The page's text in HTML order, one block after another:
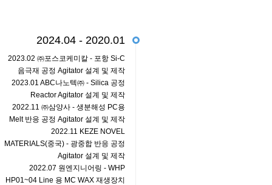
2024.04 - 2020.01
2023.02 ㈜포스코케미칼 - 포항 Si-C
음극재 공정 Agitator 설계 및 제작
2023.01 ABC나노텍㈜ - Silica 공정
Reactor Agitator 설계 및 제작
2022.11 ㈜삼양사 - 생분해성 PC용
Melt 반응 공정 Agitator 설계 및 제작
2022.11 KEZE NOVEL
MATERIALS(중국) - 광중합 반응 공정
Agitator 설계 및 제작
2022.07 원엔지니어링 - WHP
HP01~04 Line 용 MC WAX 재생장치